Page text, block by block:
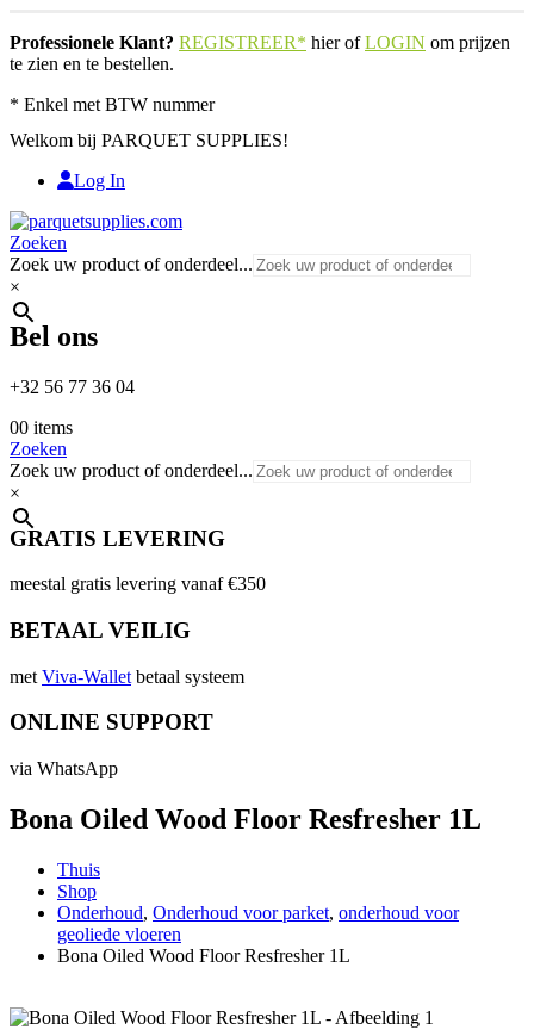
Professionele Klant? REGISTREER* hier ofLOGIN om prijzen
te zien en te bestellen.
* Enkel met BTW nummer
Welkom bij PARQUET SUPPLIES!
Log In
Zoeken
Zoek uw product of onderdeel...
×
Bel ons
+32 56 77 36 04
00 items
Zoeken
Zoek uw product of onderdeel...
×
GRATIS LEVERING
meestal gratis levering vanaf €350
BETAAL VEILIG
met Viva-Wallet betaal systeem
ONLINE SUPPORT
via WhatsApp
Bona Oiled Wood Floor Resfresher 1L
Thuis
Shop
Onderhoud, Onderhoud voor parket, onderhoud voor
geoliede vloeren
Bona Oiled Wood Floor Resfresher 1L